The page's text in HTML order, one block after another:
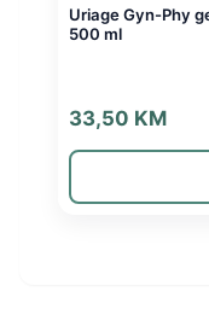
Uriage Gyn-Phy
500 ml
33,50 KM